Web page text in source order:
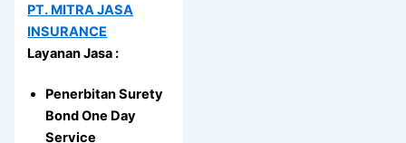
PT. MITRA JASA
INSURANCE
Layanan Jasa :
Penerbitan Surety
Bond One Day
Service